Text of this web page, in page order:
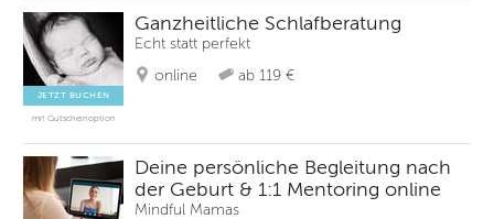
JETZT BUCHEN
mit Gutscheinoption
Ganzheitliche Schlafberatung
Echt statt perfekt
online
ab 119 €
Deine persönliche Begleitung nach
der Geburt & 1:1 Mentoring online
Mindful Mamas